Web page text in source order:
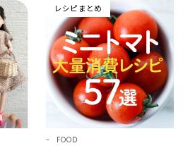
レシピまとめ
FOOD